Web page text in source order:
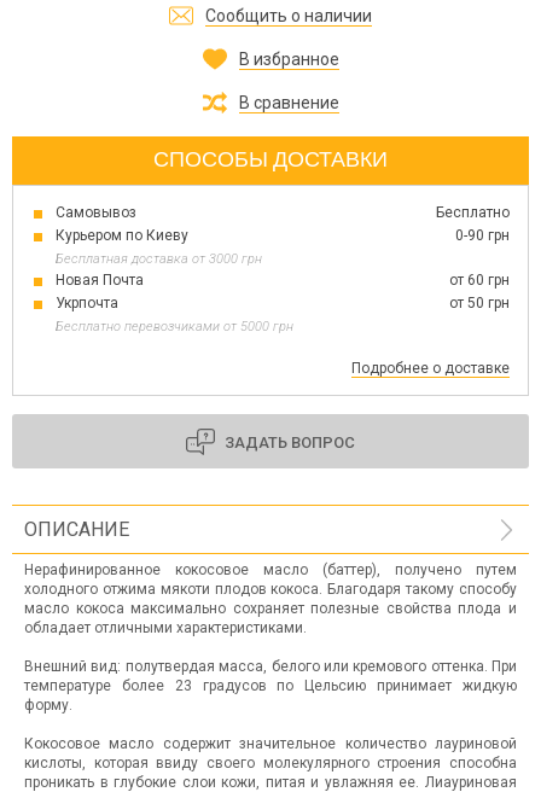
Сообщить о наличии
В избранное
В сравнение
СПОСОБЫ ДОСТАВКИ
Самовывоз
Бесплатно
Курьером по Киеву
0-90 грн
Бесплатная доставка от 3000 грн
Новая Почта
от 60 грн
Укрпочта
от 50 грн
Бесплатно перевозчиками от 5000 грн
Подробнее о доставке
ЗАДАТЬ ВОПРОС
ОПИСАНИЕ
Нерафинированное кокосовое масло (баттер), получено путем
холодного отжима мякоти плодов кокоса. Благодаря такому способу
масло кокоса максимально сохраняет полезные свойства плода и
обладает отличными характеристиками.
Внешний вид: полутвердая масса, белого или кремового оттенка. При
температуре более 23 градусов по Цельсию принимает жидкую
форму.
Кокосовое масло содержит значительное количество лауриновой
кислоты, которая ввиду своего молекулярного строения способна
проникать в глубокие слои кожи, питая и увлажняя ее. Лиауриновая